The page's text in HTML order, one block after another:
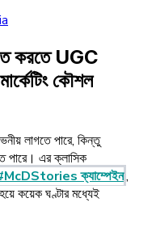
করতে UGC
কৌশল
লাগতে পারে, কিন্তু
পারে। এর ক্লাসিক
ক্যাম্পেইন,
কয়েক ঘণ্টার মধ্যেই